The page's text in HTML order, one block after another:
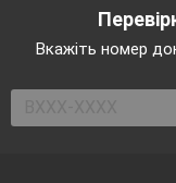
Вкажіть номер